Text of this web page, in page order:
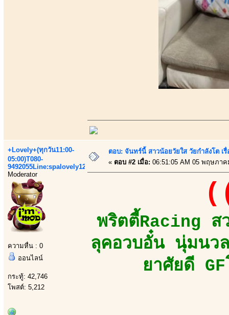
+Lovely+(ทุกวัน11:00-
05:00)T080-
9492055Line:spalovely123
Moderator
ความหื่น : 0
ออนไลน์
กระทู้: 42,746
โพสต์: 5,212
ตอบ: จันทร์นี้ สาวน้อยวัยใส วัยกำลังโต เ
« ตอบ #2 เมื่อ: 06:51:05 AM 05 พฤษภาค
พริตตี้Racing ส
ลุคอวบอั๋น นุ่มนว
ยาศัยดี